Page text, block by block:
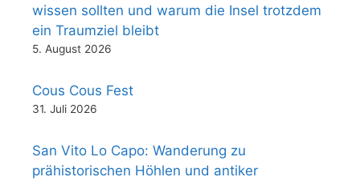
wissen sollten und warum die Insel trotzdem
ein Traumziel bleibt
5. August 2026
Cous Cous Fest
31. Juli 2026
San Vito Lo Capo: Wanderung zu
prähistorischen Höhlen und antiker